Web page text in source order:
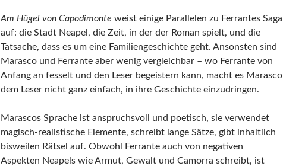
Am Hügel von Capodimonte weist einige Parallelen zu Ferrantes Saga
auf: die Stadt Neapel, die Zeit, in der der Roman spielt, und die
Tatsache, dass es um eine Familiengeschichte geht. Ansonsten sind
Marasco und Ferrante aber wenig vergleichbar – wo Ferrante von
Anfang an fesselt und den Leser begeistern kann, macht es Marasco
dem Leser nicht ganz einfach, in ihre Geschichte einzudringen.
Marascos Sprache ist anspruchsvoll und poetisch, sie verwendet
magisch-realistische Elemente, schreibt lange Sätze, gibt inhaltlich
bisweilen Rätsel auf. Obwohl Ferrante auch von negativen
Aspekten Neapels wie Armut, Gewalt und Camorra schreibt, ist